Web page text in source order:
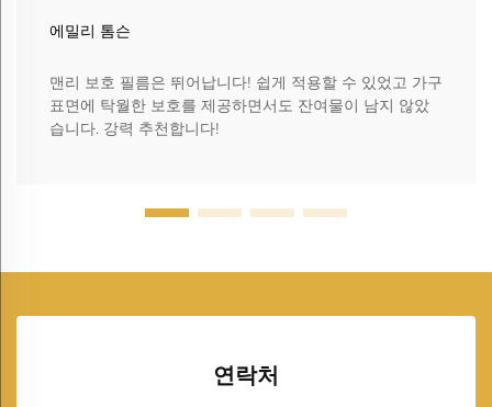
에밀리 톰슨
맨리 보호 필름은 뛰어납니다! 쉽게 적용할 수 있었고 가구
표면에 탁월한 보호를 제공하면서도 잔여물이 남지 않았
습니다. 강력 추천합니다!
연락처